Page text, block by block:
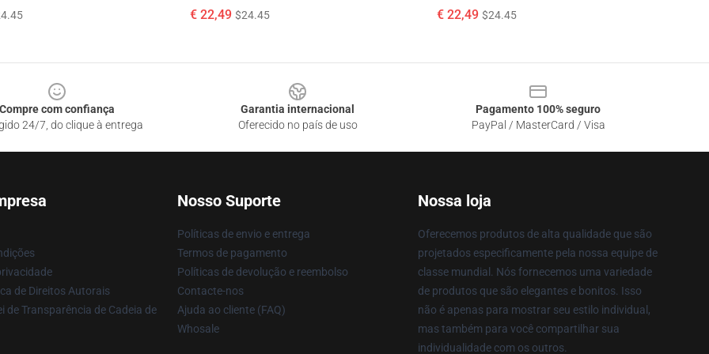
€ 22,49 $24.45 € 22,49 $24.45
Compre com confiança
24/7, do clique à entrega
Garantia internacional
Oferecido no país de uso
Pagamento 100% seguro
PayPal / MasterCard / Visa
de Direitos Autorais
de Transparência de Cadeia de
Nosso Suporte
Políticas de envio e entrega
Termos de pagamento
Políticas de devolução e reembolso
Contacte-nos
Ajuda ao cliente (FAQ)
Whosale
Nossa loja
Oferecemos produtos de alta qualidade que são
projetados especificamente pela nossa equipe de
classe mundial. Nós fornecemos uma variedade
de produtos que são elegantes e bonitos. Isso
não é apenas para mostrar seu estilo individual,
mas também para você compartilhar sua
individualidade com os outros.